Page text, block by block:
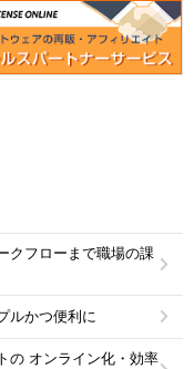
クフローまで職場の課
ルかつ便利に
の オンライン化・効率